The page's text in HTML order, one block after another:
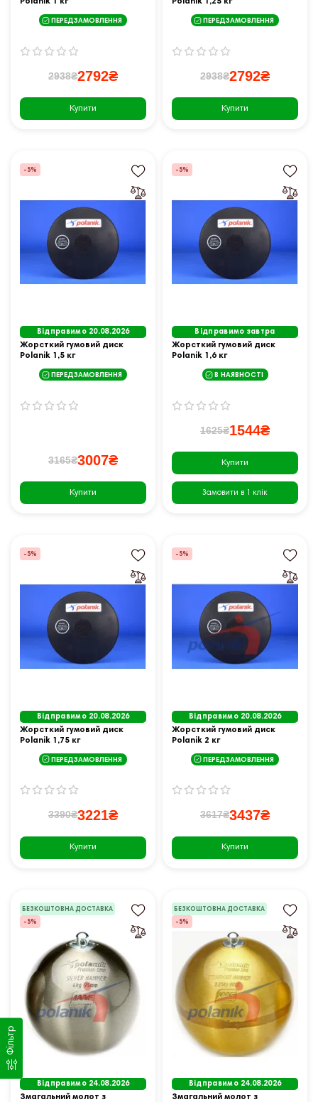
Фільтр
ПЕРЕДЗАМОВЛЕННЯ
2938₴2792₴
Купити
ПЕРЕДЗАМОВЛЕННЯ
2938₴2792₴
Купити
-5%
Відправимо 20.08.2026
Жорсткий гумовий диск
Polanik 1,5 кг
ПЕРЕДЗАМОВЛЕННЯ
3165₴3007₴
Купити
-5%
Відправимо завтра
Жорсткий гумовий диск
Polanik 1,6 кг
В НАЯВНОСТІ
1625₴1544₴
Купити
Замовити в 1 клік
-5%
Відправимо 20.08.2026
Жорсткий гумовий диск
Polanik 1,75 кг
ПЕРЕДЗАМОВЛЕННЯ
3390₴3221₴
Купити
-5%
Відправимо 20.08.2026
Жорсткий гумовий диск
Polanik 2 кг
ПЕРЕДЗАМОВЛЕННЯ
3617₴3437₴
Купити
БЕЗКОШТОВНА ДОСТАВКА
-5%
Відправимо 24.08.2026
Змагальний молот з
БЕЗКОШТОВНА ДОСТАВКА
-5%
Відправимо 24.08.2026
Змагальний молот з